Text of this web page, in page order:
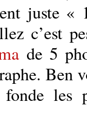
juste «
c’est
de 5
Ben
fonde les